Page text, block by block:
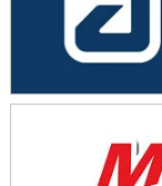
SUR SANTAFESINO -
José Samuel Sánchez
Rufino (Santa Fe)
TUCUMANO - F5
El Timbó (Tucumán)